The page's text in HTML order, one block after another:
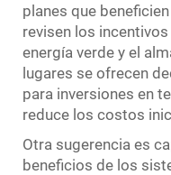
planes que
revisen los
energía verde y el
lugares se ofrecen
para inversiones en
reduce los costos
Otra sugerencia es
beneficios de los